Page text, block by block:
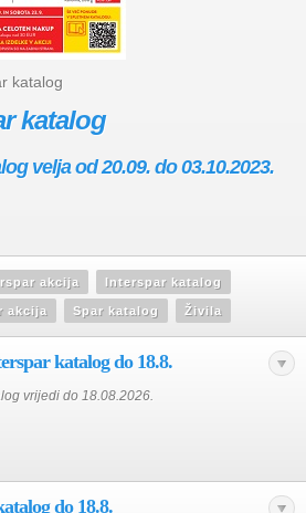
katalog
katalog
velja od 20.09. do 03.10.2023.
akcija Interspar katalog
akcija Spar katalog Živila
katalog do 18.8.
vrijedi do 18.08.2026.
do 18.8.